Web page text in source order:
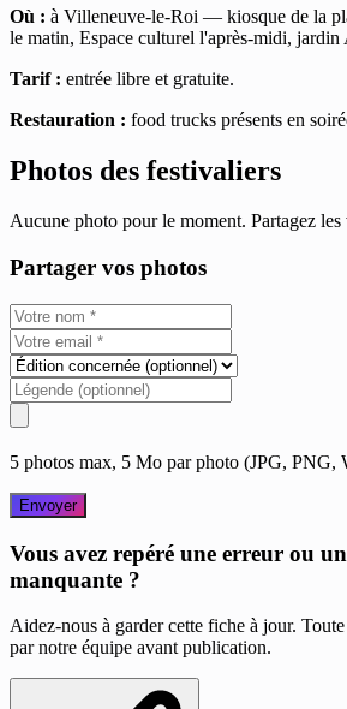
Où : à Villeneuve-le-Roi — kiosque de la
le matin, Espace culturel l'après-midi, jardin
Tarif : entrée libre et gratuite.
Restauration : food trucks présents en
Photos des festivaliers
Aucune photo pour le moment. Partagez les
Partager vos photos
5 photos max, 5 Mo par photo (JPG, PNG,
Envoyer
Vous avez repéré une erreur ou
manquante ?
Aidez-nous à garder cette fiche à jour.
par notre équipe avant publication.